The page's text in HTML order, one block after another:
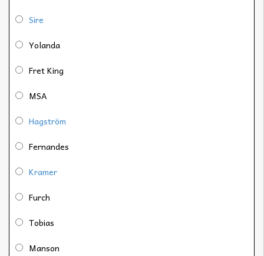
Sire
Yolanda
Fret King
MSA
Hagström
Fernandes
Kramer
Furch
Tobias
Manson